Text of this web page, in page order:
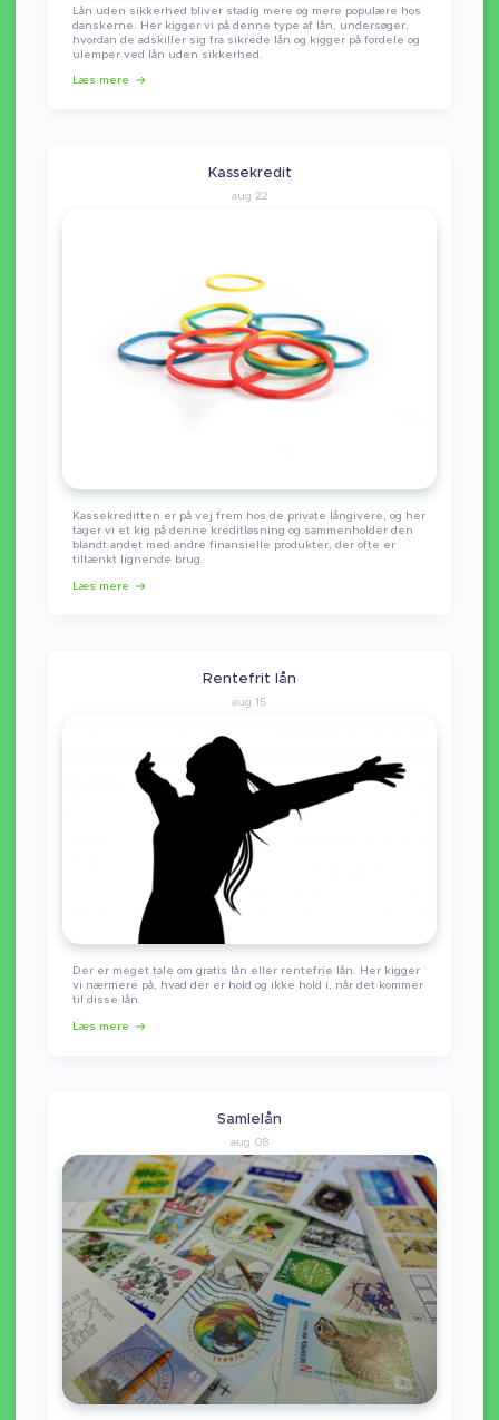
Lån uden sikkerhed bliver stadig mere og mere populære hos
danskerne. Her kigger vi på denne type af lån, undersøger,
hvordan de adskiller sig fra sikrede lån og kigger på fordele og
ulemper ved lån uden sikkerhed.
Læs mere
Kassekredit
aug 22
Kassekreditten er på vej frem hos de private långivere, og her
tager vi et kig på denne kreditløsning og sammenholder den
blandt andet med andre finansielle produkter, der ofte er
tiltænkt lignende brug.
Læs mere
Rentefrit lån
aug 15
Der er meget tale om gratis lån eller rentefrie lån. Her kigger
vi nærmere på, hvad der er hold og ikke hold i, når det kommer
til disse lån.
Læs mere
Samlelån
aug 08